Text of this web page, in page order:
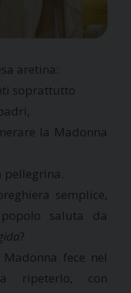
aretina:
soprattutto
la Madonna
pellegrina.
semplice,
saluta da
?
fece nel
ripeterlo, con